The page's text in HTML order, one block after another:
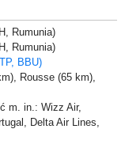
Rumunia)
Rumunia)
BBU)
Rousse (65 km),
m. in.: Wizz Air,
Delta Air Lines,